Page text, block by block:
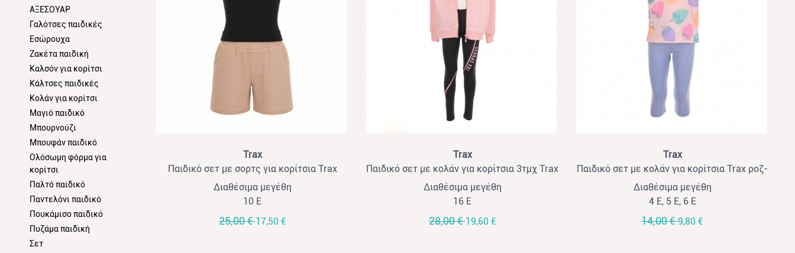
ΑΞΕΣΟΥΑΡ
Γαλότσες παιδικές
Εσώρουχα
Ζακέτα παιδική
Καλσόν για κορίτσι
Κάλτσες παιδικές
Κολάν για κορίτσι
Μαγιό παιδικό
Μπουρνούζι
Μπουφάν παιδικό
Ολόσωμη φόρμα για
κορίτσι
Παλτό παιδικό
Παντελόνι παιδικό
Πουκάμισο παιδικό
Πυζάμα παιδική
Σετ
Trax
Παιδικό σετ με σορτς για κορίτσια Trax
μαύρο- μπεζ
Διαθέσιμα μεγέθη
10 Ε
25,00 €17,50 €
Trax
Παιδικό σετ με κολάν για κορίτσια 3τμχ Trax
σομών-ανθρακί
Διαθέσιμα μεγέθη
16 Ε
28,00 €19,60 €
Trax
Παιδικό σετ με κολάν για κορίτσια Trax ροζ-
λιλά
Διαθέσιμα μεγέθη
4 Ε, 5 Ε, 6 Ε
14,00 €9,80 €